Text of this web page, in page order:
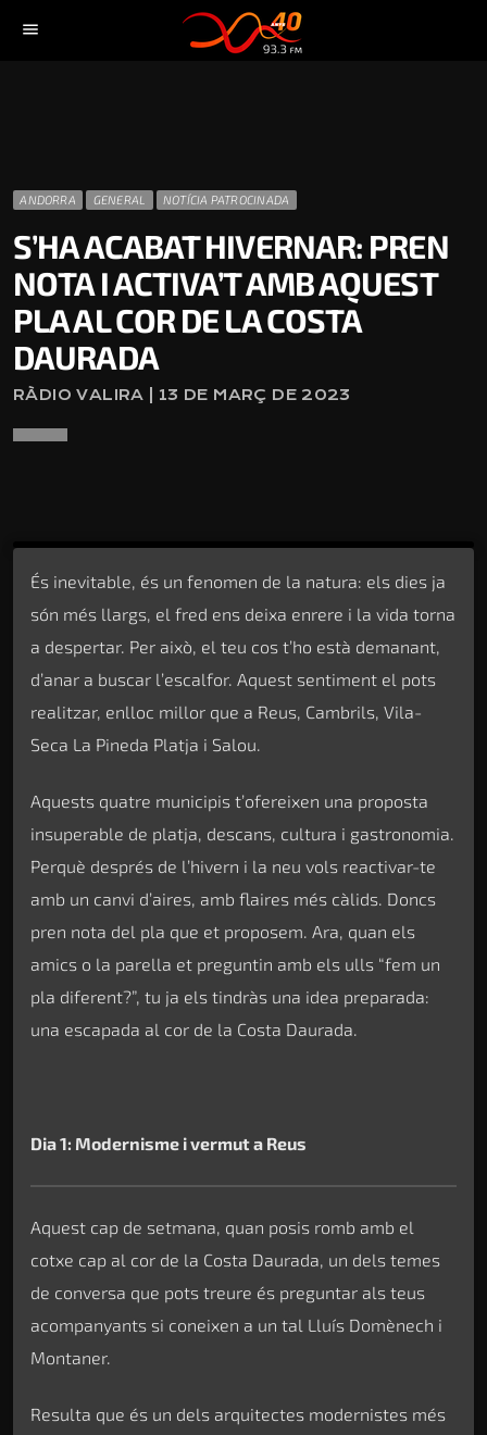
menu
ANDORRA GENERAL NOTÍCIA PATROCINADA
S’HA ACABAT HIVERNAR: PREN
NOTA I ACTIVA’T AMB AQUEST
PLA AL COR DE LA COSTA
DAURADA
RÀDIO VALIRA | 13 DE MARÇ DE 2023
És inevitable, és un fenomen de la natura: els dies ja
són més llargs, el fred ens deixa enrere i la vida torna
a despertar. Per això, el teu cos t’ho està demanant,
d’anar a buscar l’escalfor. Aquest sentiment el pots
realitzar, enlloc millor que a Reus, Cambrils, Vila-
Seca La Pineda Platja i Salou.
Aquests quatre municipis t’ofereixen una proposta
insuperable de platja, descans, cultura i gastronomia.
Perquè després de l’hivern i la neu vols reactivar-te
amb un canvi d’aires, amb flaires més càlids. Doncs
pren nota del pla que et proposem. Ara, quan els
amics o la parella et preguntin amb els ulls “fem un
pla diferent?”, tu ja els tindràs una idea preparada:
una escapada al cor de la Costa Daurada.
Dia 1: Modernisme i vermut a Reus
Aquest cap de setmana, quan posis romb amb el
cotxe cap al cor de la Costa Daurada, un dels temes
de conversa que pots treure és preguntar als teus
acompanyants si coneixen a un tal Lluís Domènech i
Montaner.
Resulta que és un dels arquitectes modernistes més